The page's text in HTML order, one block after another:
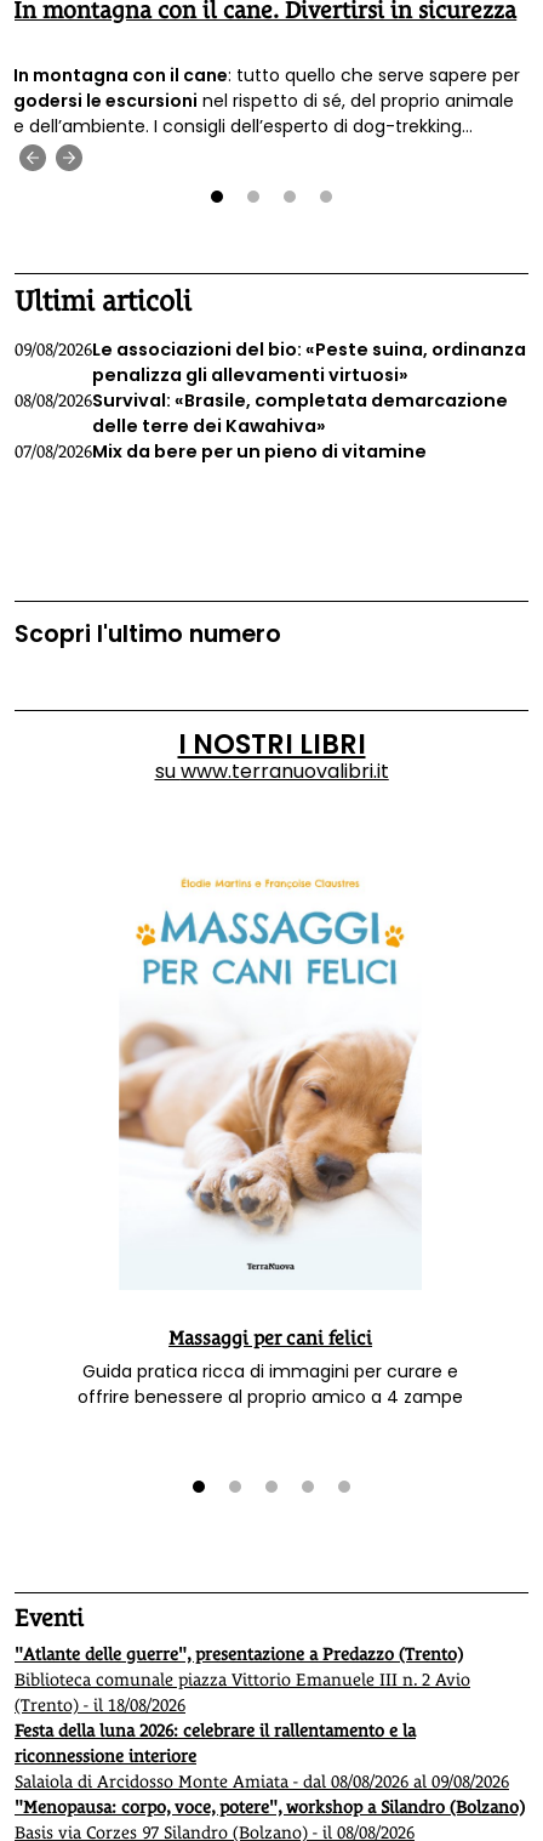
In montagna con il cane. Divertirsi in sicurezza
In montagna con il cane: tutto quello che serve sapere per
godersi le escursioni nel rispetto di sé, del proprio animale
e dell’ambiente. I consigli dell’esperto di dog-trekking
Francesco Scagliotti.
Ultimi articoli
09/08/2026Le associazioni del bio: «Peste suina, ordinanza
penalizza gli allevamenti virtuosi»
08/08/2026Survival: «Brasile, completata demarcazione
delle terre dei Kawahiva»
07/08/2026Mix da bere per un pieno di vitamine
Scopri l'ultimo numero
I NOSTRI LIBRI
suwww.terranuovalibri.it
Massaggi per cani felici
Guida pratica ricca di immagini per curare e
offrire benessere al proprio amico a 4 zampe
Eventi
"Atlante delle guerre", presentazione a Predazzo (Trento)
Biblioteca comunale piazza Vittorio Emanuele III n. 2 Avio
(Trento) - il 18/08/2026
Festa della luna 2026: celebrare il rallentamento e la
riconnessione interiore
Salaiola di Arcidosso Monte Amiata - dal 08/08/2026 al 09/08/2026
"Menopausa: corpo, voce, potere", workshop a Silandro (Bolzano)
Basis via Corzes 97 Silandro (Bolzano) - il 08/08/2026